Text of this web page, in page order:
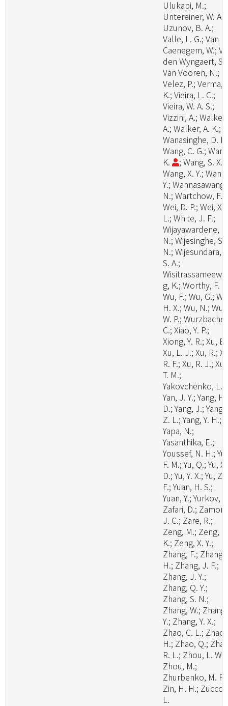
Ulukapi, M.;
Untereiner, W. A.;
Uzunov, B. A.;
Valle, L. G.; Van
Caenegem, W.;
den Wyngaert, S.;
Van Vooren, N.;
Velez, P.; Verma,
K.; Vieira, L. C.;
Vieira, W. A. S.;
Vizzini, A.; Walker,
A.; Walker, A. K.;
Wanasinghe, D.
Wang, C. G.;
K.
; Wang, S. X.;
Wang, X. Y.; Wang,
Y.; Wannasawang,
N.; Wartchow, F.;
Wei, D. P.; Wei, X.
L.; White, J. F.;
Wijayawardene,
N.; Wijesinghe, S.
N.; Wijesundara,
S. A.;
g, K.; Worthy, F.
Wu, F.; Wu, G.;
H. X.; Wu, N.; Wu,
W. P.;
C.; Xiao, Y. P.;
Xiong, Y. R.; Xu,
Xu, L. J.; Xu, R.;
R. F.; Xu, R. J.; Xu,
T. M.;
Yakovchenko, L.;
Yan, J. Y.; Yang, H.
D.; Yang, J.; Yang,
Z. L.; Yang, Y. H.;
Yapa, N.;
Yasanthika, E.;
Youssef, N. H.; Yu,
F. M.; Yu, Q.; Yu, X.
D.; Yu, Y. X.; Yu, Z.
F.; Yuan, H. S.;
Yuan, Y.; Yurkov,
Zafari, D.;
J. C.; Zare, R.;
Zeng, M.; Zeng,
K.; Zeng, X. Y.;
Zhang, F.; Zhang,
H.; Zhang, J. F.;
Zhang, J. Y.;
Zhang, Q. Y.;
Zhang, S. N.;
Zhang, W.; Zhang,
Y.; Zhang, Y. X.;
Zhao, C. L.; Zhao,
H.; Zhao, Q.;
R. L.; Zhou, L. W.;
Zhou, M.;
Zhurbenko, M. P.;
Zin, H. H.;
L.